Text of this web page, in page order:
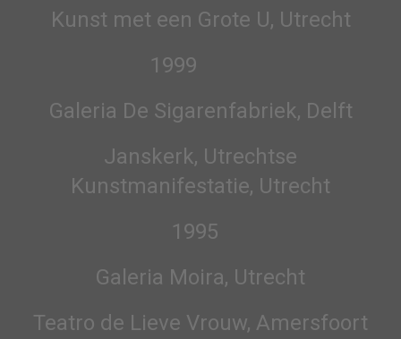
Kunst met een Grote U, Utrecht
1999
Galeria De Sigarenfabriek, Delft
Janskerk, Utrechtse
Kunstmanifestatie, Utrecht
1995
Galeria Moira, Utrecht
Teatro de Lieve Vrouw, Amersfoort